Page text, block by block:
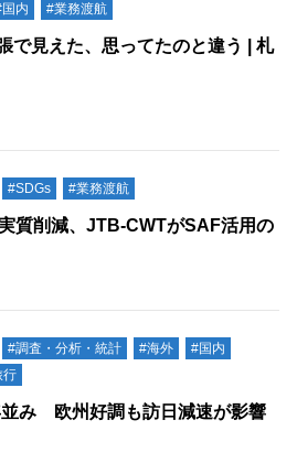
内 #業務渡航
で見えた、思ってたのと違う | 札
#SDGs #業務渡航
質削減、JTB-CWTがSAF活用の
#調査・分析・統計 #海外
#国内
行
並み 欧州好調も訪日減速が影響